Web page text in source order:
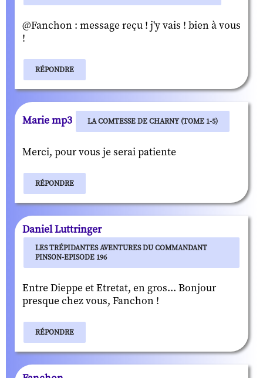
@Fanchon : message reçu ! j'y vais ! bien à vous
!
RÉPONDRE
Marie mp3 LA COMTESSE DE CHARNY (TOME 1-5)
Merci, pour vous je serai patiente
RÉPONDRE
Daniel Luttringer
LES TRÉPIDANTES AVENTURES DU COMMANDANT
PINSON-EPISODE 196
Entre Dieppe et Etretat, en gros... Bonjour
presque chez vous, Fanchon !
RÉPONDRE